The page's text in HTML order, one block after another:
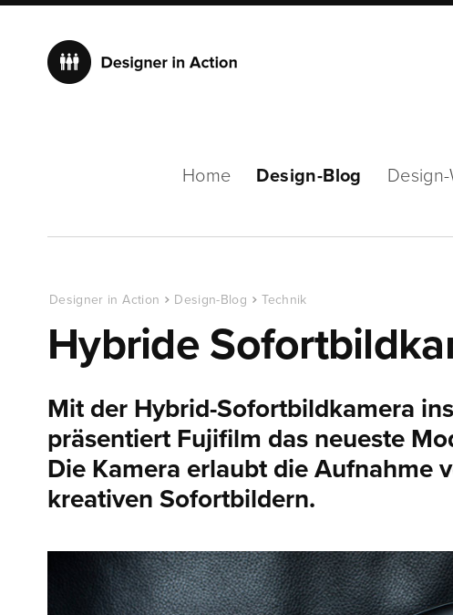
Home Design-Blog
Designer in Action Design-Blog Technik
Hybride
Mit der Hybrid-Sofortbildkamera
präsentiert Fujifilm das neueste
Die Kamera erlaubt die Aufnahme
kreativen Sofortbildern.